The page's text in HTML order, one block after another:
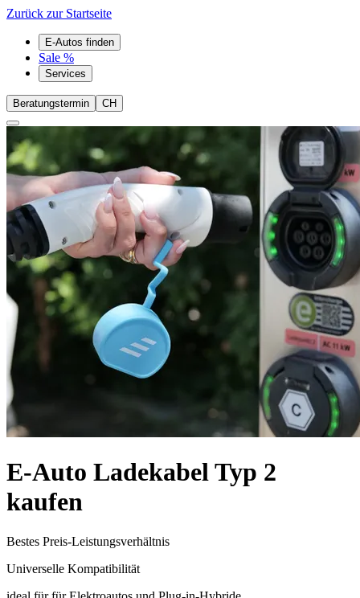
Zurück zur Startseite
E-Autos finden
Sale %
Services
Beratungstermin CH
E-Auto Ladekabel Typ 2
kaufen
Bestes Preis-Leistungsverhältnis
Universelle Kompatibilität